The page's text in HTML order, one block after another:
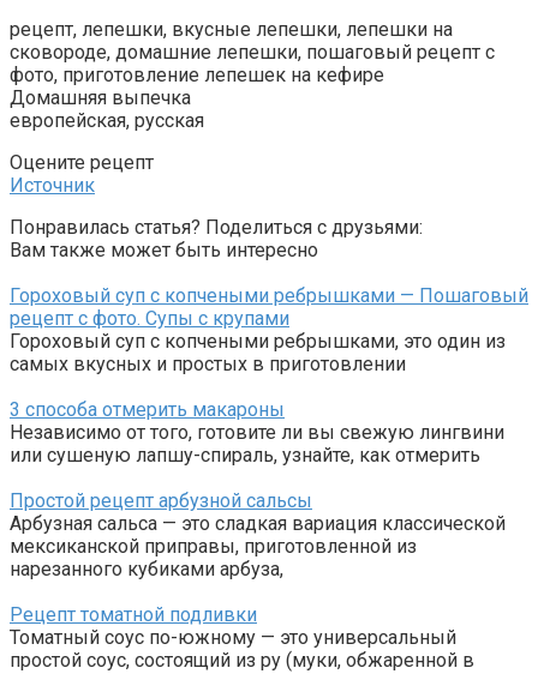
рецепт, лепешки, вкусные лепешки, лепешки на
сковороде, домашние лепешки, пошаговый рецепт с
фото, приготовление лепешек на кефире
Домашняя выпечка
европейская, русская
Оцените рецепт
Источник
Понравилась статья? Поделиться с друзьями:
Вам также может быть интересно
Гороховый суп с копчеными ребрышками — Пошаговый
рецепт с фото. Супы с крупами
Гороховый суп с копчеными ребрышками, это один из
самых вкусных и простых в приготовлении
3 способа отмерить макароны
Независимо от того, готовите ли вы свежую лингвини
или сушеную лапшу-спираль, узнайте, как отмерить
Простой рецепт арбузной сальсы
Арбузная сальса — это сладкая вариация классической
мексиканской приправы, приготовленной из
нарезанного кубиками арбуза,
Рецепт томатной подливки
Томатный соус по-южному — это универсальный
простой соус, состоящий из ру (муки, обжаренной в